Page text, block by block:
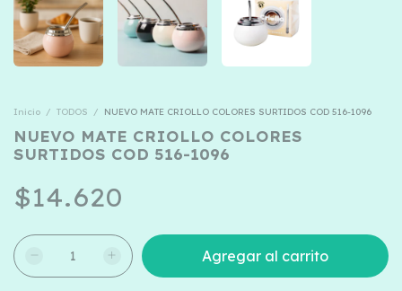
Inicio / TODOS / NUEVO MATE CRIOLLO COLORES SURTIDOS COD 516-1096
NUEVO MATE CRIOLLO COLORES
SURTIDOS COD 516-1096
$14.620